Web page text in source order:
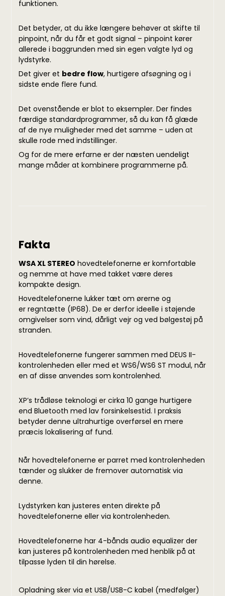
funktionen.
Det betyder, at du ikke længere behøver at skifte til
pinpoint, når du får et godt signal – pinpoint kører
allerede i baggrunden med sin egen valgte lyd og
lydstyrke.
Det giver et bedre flow, hurtigere afsøgning og i
sidste ende flere fund.
Det ovenstående er blot to eksempler. Der findes
færdige standardprogrammer, så du kan få glæde
af de nye muligheder med det samme – uden at
skulle rode med indstillinger.
Og for de mere erfarne er der næsten uendeligt
mange måder at kombinere programmerne på.
Fakta
WSA XL STEREO hovedtelefonerne erkomfortable
og nemme at have med takket være deres
kompakte design.
Hovedtelefonerne lukker tæt om ørerne og
er regntætte (IP68). De er derfor ideelle i støjende
omgivelser som vind, dårligt vejr og ved bølgestøj på
stranden.
Hovedtelefonerne fungerer sammen med DEUS II-
kontrolenheden eller med et WS6/WS6 ST modul, når
en af disse anvendes som kontrolenhed.
XP’s trådløse teknologi er cirka 10 gange hurtigere
end Bluetooth med lav forsinkelsestid. I praksis
betyder denne ultrahurtige overførsel en mere
præcis lokalisering af fund.
Når hovedtelefonerne er parret med kontrolenheden
tænder og slukker de fremover automatisk via
denne.
Lydstyrken kan justeres enten direkte på
hovedtelefonerne eller via kontrolenheden.
Hovedtelefonerne har 4-bånds audio equalizer der
kan justeres på kontrolenheden med henblik på at
tilpasse lyden til din hørelse.
Opladning sker via et USB/USB-C kabel (medfølger)